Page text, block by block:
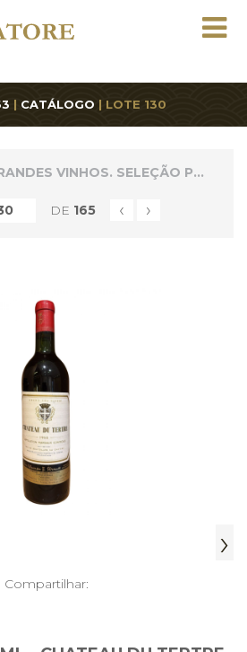
| CATÁLOGO | LOTE 130
2ºDIA - LEILÃO GRANDES VINHOS. SELEÇÃO PREMIUM
DE 165 ‹ ›
›
Compartilhar: